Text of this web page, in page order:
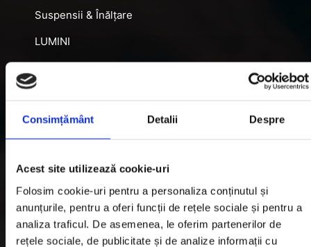
Consimțământ Detalii Despre
Acest site utilizează cookie-uri
Folosim cookie-uri pentru a personaliza conținutul și
anunțurile, pentru a oferi funcții de rețele sociale și pentru a
analiza traficul. De asemenea, le oferim partenerilor de
rețele sociale, de publicitate și de analize informații cu
Suspensii & Înălțare
LUMINI
DIFERENȚIALE BLOCABILE
Jante Oțel
Informatii utile